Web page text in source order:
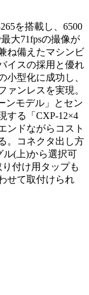
を搭載し、6500
大71fpsの撮像が
ね備えたマシンビ
イスの採用と優れ
小型化に成功し、
ァンレスを実現。
ンモデル」とセン
する「CXP-12×4
ンドながらコスト
。コネクタ出し方
ル(上)から選択可
付け用タップも
せて取付けられ